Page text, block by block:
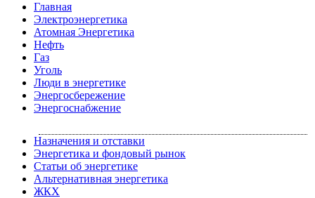
Главная
Электроэнергетика
Атомная Энергетика
Нефть
Газ
Уголь
Люди в энергетике
Энергосбережение
Энергоснабжение
Назначения и отставки
Энергетика и фондовый рынок
Статьи об энергетике
Альтернативная энергетика
ЖКХ